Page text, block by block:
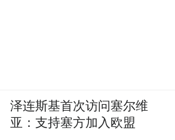
泽连斯基首次访问塞尔维
亚：支持塞方加入欧盟